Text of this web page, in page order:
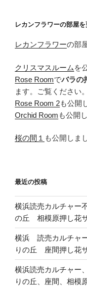
ン
レカンフラワーの部屋を
レカンフラワーの部
クリスマスルーム を
Rose Roomでバラの
ます。ご覧ください。
Rose Room 2も公開
Orchid Room も公開
桜の間１ も公開しま
最近の投稿
横浜読売カルチャー
の丘 相模原押し花
横浜 読売カルチャ
りの丘 座間押し花
横浜読売カルチャー
りの丘、座間、相模